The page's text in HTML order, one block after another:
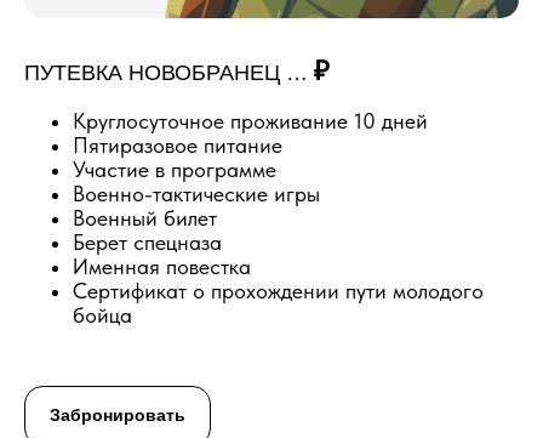
ПУТЕВКА НОВОБРАНЕЦ … ₽
Круглосуточное проживание 10 дней
Пятиразовое питание
Участие в программе
Военно-тактические игры
Военный билет
Берет спецназа
Именная повестка
Сертификат о прохождении пути молодого
бойца
Забронировать